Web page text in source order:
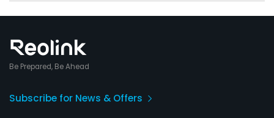
Be Prepared, Be Ahead
Subscribe for News & Offers